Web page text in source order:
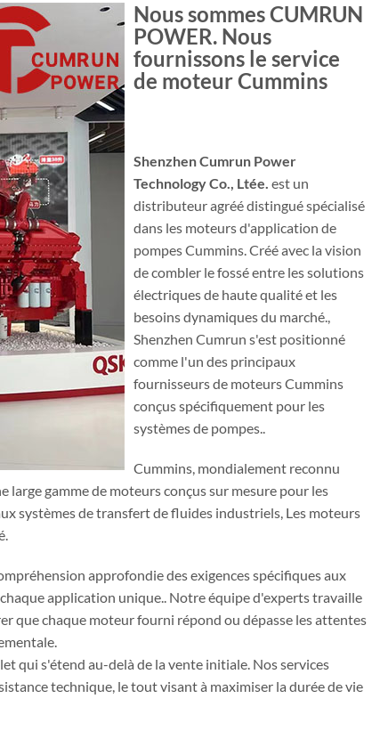
Nous sommes CUMRUN
POWER. Nous
fournissons le service
de moteur Cummins
Shenzhen Cumrun Power
Technology Co., Ltée. est un
distributeur agréé distingué spécialisé
dans les moteurs d'application de
pompes Cummins. Créé avec la vision
de combler le fossé entre les solutions
électriques de haute qualité et les
besoins dynamiques du marché.,
Shenzhen Cumrun s'est positionné
comme l'un des principaux
fournisseurs de moteurs Cummins
conçus spécifiquement pour les
systèmes de pompes..
Cummins, mondialement reconnu
gamme de moteurs conçus sur mesure pour les
systèmes de transfert de fluides industriels, Les moteurs
approfondie des exigences spécifiques aux
application unique.. Notre équipe d'experts travaille
que chaque moteur fourni répond ou dépasse les attentes
qui s'étend au-delà de la vente initiale. Nos services
technique, le tout visant à maximiser la durée de vie